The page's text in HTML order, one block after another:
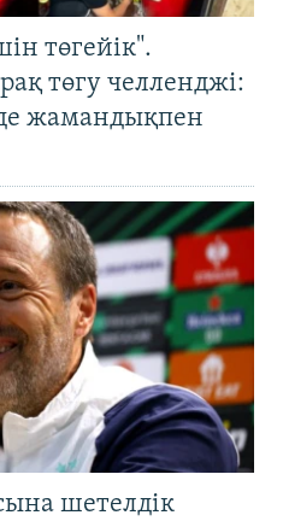
төгейік".
төгу челленджі:
жамандықпен
шетелдік